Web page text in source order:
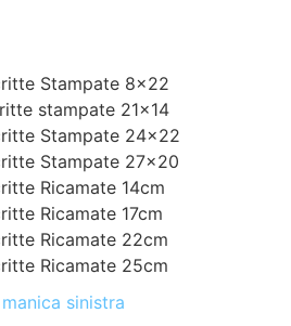
Stampate 8×22
stampate 21×14
Stampate 24×22
Stampate 27×20
Ricamate 14cm
Ricamate 17cm
Ricamate 22cm
Ricamate 25cm
sinistra